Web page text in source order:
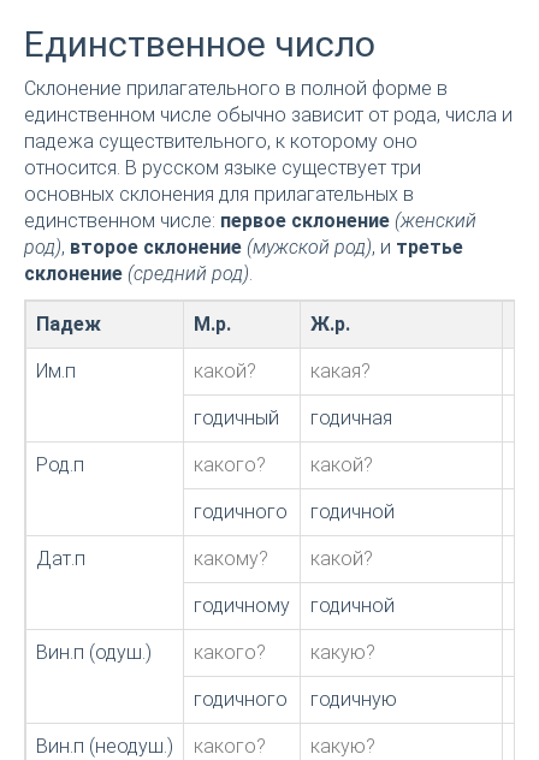
Единственное число
Склонение прилагательного в полной форме в
единственном числе обычно зависит от рода, числа и
падежа существительного, к которому оно
относится. В русском языке существует три
основных склонения для прилагательных в
единственном числе: первое склонение (женский
род), второе склонение (мужской род), и третье
склонение (средний род).
Падеж М.р. Ж.р.
Им.п какой? какая?
годичный годичная
Род.п какого? какой?
годичного годичной
Дат.п какому? какой?
годичному годичной
Вин.п (одуш.) какого? какую?
годичного годичную
Вин.п (неодуш.) какого? какую?